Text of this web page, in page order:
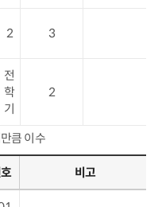
2 3
전
학
기
2
큼 이수
비고